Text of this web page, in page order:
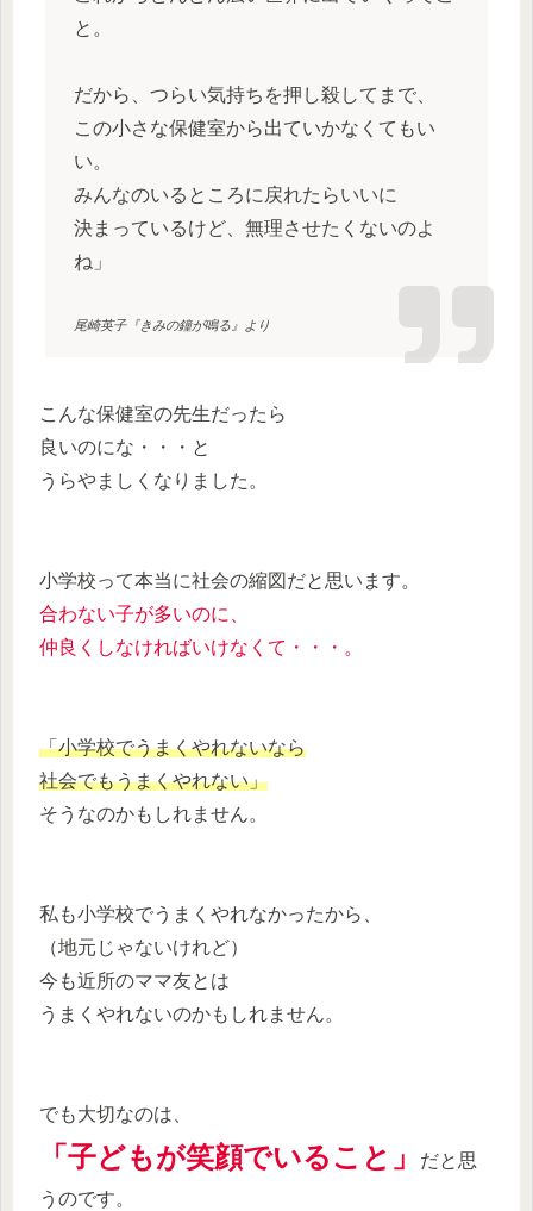
と。
だから、つらい気持ちを押し殺してまで、
この小さな保健室から出ていかなくてもい
い。
みんなのいるところに戻れたらいいに
決まっているけど、無理させたくないのよ
ね」
尾崎英子『きみの鐘が鳴る』より
こんな保健室の先生だったら
良いのにな・・・と
うらやましくなりました。
小学校って本当に社会の縮図だと思います。
合わない子が多いのに、
仲良くしなければいけなくて・・・。
「小学校でうまくやれないなら
社会でもうまくやれない」
そうなのかもしれません。
私も小学校でうまくやれなかったから、
（地元じゃないけれど）
今も近所のママ友とは
うまくやれないのかもしれません。
でも大切なのは、
「子どもが笑顔でいること」
だと思
うのです。